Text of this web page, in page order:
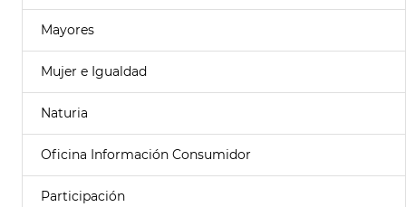
Mayores
Mujer e Igualdad
Naturia
Oficina Información Consumidor
Participación